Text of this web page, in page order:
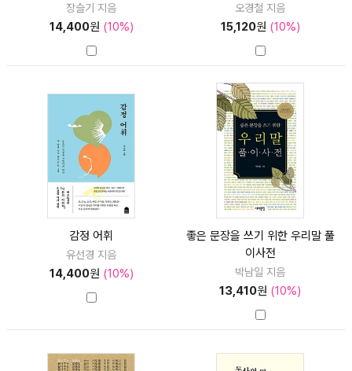
장슬기 지음
14,400원 (10%)
오경철 지음
15,120원 (10%)
감정 어휘
유선경 지음
14,400원 (10%)
좋은 문장을 쓰기 위한 우리말 풀
이사전
박남일 지음
13,410원 (10%)